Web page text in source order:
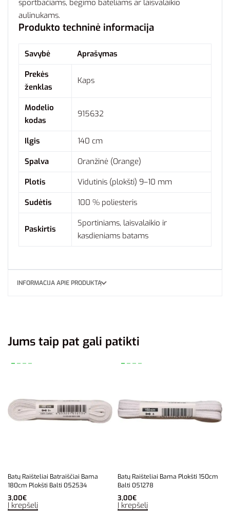
sportbačiams, bėgimo bateliams ar laisvalaikio
aulinukams.
Produkto techninė informacija
Savybė
Aprašymas
Prekės
ženklas
Kaps
Modelio
kodas
915632
Ilgis
140 cm
Spalva
Oranžinė (Orange)
Plotis
Vidutinis (plokšti) 9–10 mm
Sudėtis
100 % poliesteris
Paskirtis
Sportiniams, laisvalaikio ir
kasdieniams batams
INFORMACIJA APIE PRODUKTĄ
Jums taip pat gali patikti
Batų Raišteliai Batraiščiai Bama
180cm Plokšti Balti 052534
3,00€
Į krepšelį
Batų Raišteliai Bama Plokšti 150cm
Balti 051278
3,00€
Į krepšelį